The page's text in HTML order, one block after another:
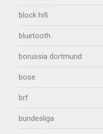
block hifi
bluetooth
borussia dortmund
bose
brf
bundesliga